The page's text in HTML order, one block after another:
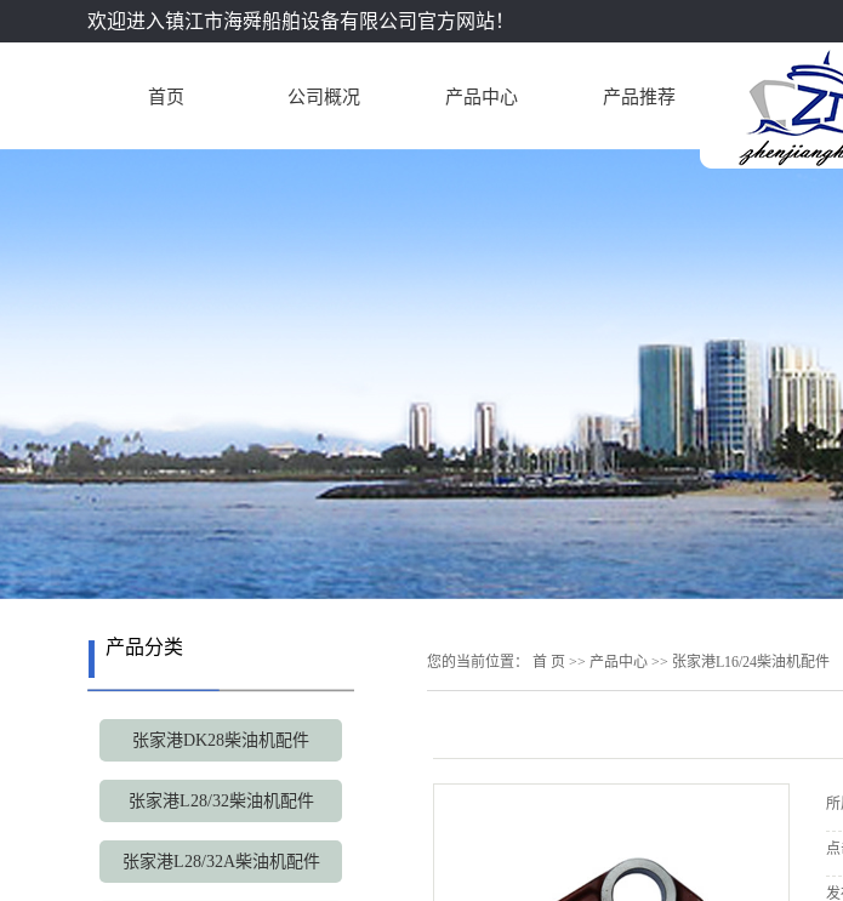
欢迎进入镇江市海舜船舶设备有限公司官方网站！
首页 公司概况 产品中心
机配件
张家港L21/31柴油
机配件
张家港L27/38柴油
机配件
张家港L32/40柴油
机配件
张家港进口配件
张家港国产配件
产品推荐
公司新闻
产品分类
张家港DK28柴油机配件
张家港L28/32柴油机配件
张家港L28/32A柴油机配件
您的当前位置： 首 页 >> 产品中心 >> 张家港L16/24柴油机配件
所
点
发